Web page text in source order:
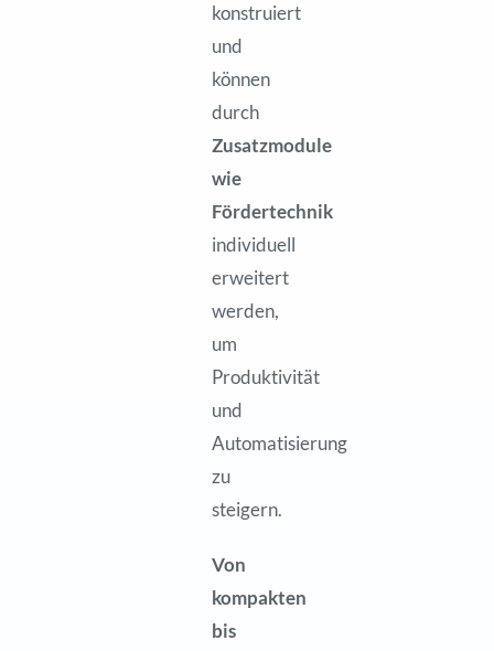
konstruiert
und
können
durch
Zusatzmodule
wie
Fördertechnik
individuell
erweitert
werden,
um
Produktivität
und
Automatisierung
zu
steigern.
Von
kompakten
bis